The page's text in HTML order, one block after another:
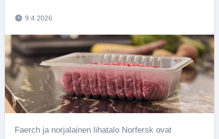
9.4.2026
Faerch ja norjalainen lihatalo Norfersk ovat